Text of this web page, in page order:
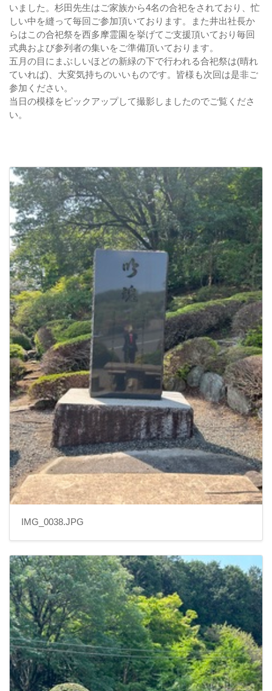
いました。杉田先生はご家族から4名の合祀をされており、忙
しい中を縫って毎回ご参加頂いております。また井出社長か
らはこの合祀祭を西多摩霊園を挙げてご支援頂いており毎回
式典および参列者の集いをご準備頂いております。
五月の目にまぶしいほどの新緑の下で行われる合祀祭は(晴れ
ていれば)、大変気持ちのいいものです。皆様も次回は是非ご
参加ください。
当日の模様をピックアップして撮影しましたのでご覧くださ
い。
IMG_0038.JPG